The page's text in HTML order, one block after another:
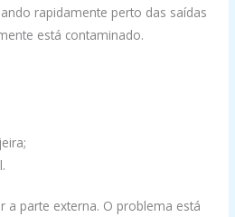
rapidamente perto das saídas
está contaminado.
a parte externa. O problema está